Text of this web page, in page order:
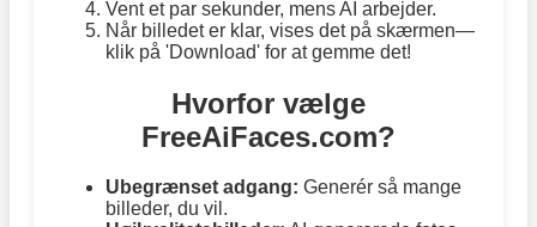
Vent et par sekunder, mens AI arbejder.
Når billedet er klar, vises det på skærmen—
klik på 'Download' for at gemme det!
Hvorfor vælge
FreeAiFaces.com?
Ubegrænset adgang: Generér så mange
billeder, du vil.